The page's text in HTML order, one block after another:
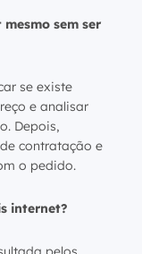
sem ser
se existe
e analisar
Depois,
contratação e
o pedido.
internet?